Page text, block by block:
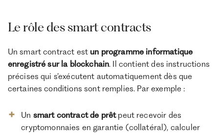
Le rôle des smart contracts
Un smart contract est un programme informatique
enregistré sur la blockchain. Il contient des instructions
précises qui s’exécutent automatiquement dès que
certaines conditions sont remplies. Par exemple :
Un smart contract de prêtpeut recevoir des
cryptomonnaies en garantie (collatéral), calculer